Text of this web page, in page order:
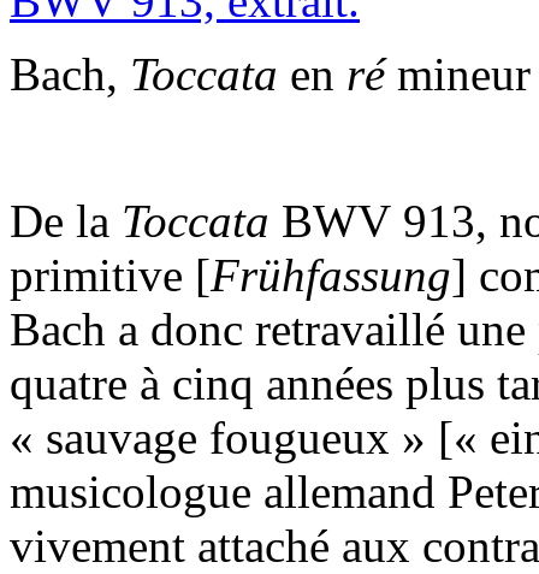
Bach, Toccata en rémineur
De la Toccata BWV 913,
primitive [Frühfassung]
Bach a donc retravaillé
quatre à cinq années plus
« sauvage fougueux » [«
musicologue allemand
vivement attaché aux